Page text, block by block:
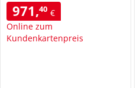
971,40 €
Online zum
Kundenkartenpreis